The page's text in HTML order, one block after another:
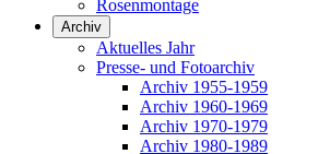
Rosenmontage
Archiv
Aktuelles Jahr
Presse- und Fotoarchiv
Archiv 1955-1959
Archiv 1960-1969
Archiv 1970-1979
Archiv 1980-1989